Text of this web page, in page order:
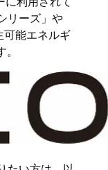
リーズ」や
可能エネルギ